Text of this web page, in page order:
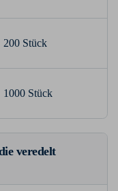
200 Stück
1000 Stück
veredelt